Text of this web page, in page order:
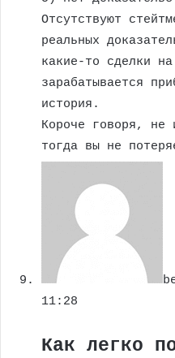
Отсутствуют
реальных
какие-то сделки
зарабатывается
история.
Короче говоря, не
тогда вы не
11:28
Как легко